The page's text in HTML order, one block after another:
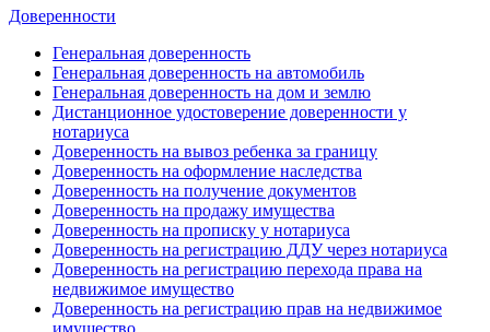
Доверенности
Генеральная доверенность
Генеральная доверенность на автомобиль
Генеральная доверенность на дом и землю
Дистанционное удостоверение доверенности у
нотариуса
Доверенность на вывоз ребенка за границу
Доверенность на оформление наследства
Доверенность на получение документов
Доверенность на продажу имущества
Доверенность на прописку у нотариуса
Доверенность на регистрацию ДДУ через нотариуса
Доверенность на регистрацию перехода права на
недвижимое имущество
Доверенность на регистрацию прав на недвижимое